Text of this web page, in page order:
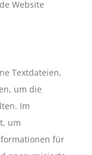
Website
Textdateien,
um die
Im
um
für